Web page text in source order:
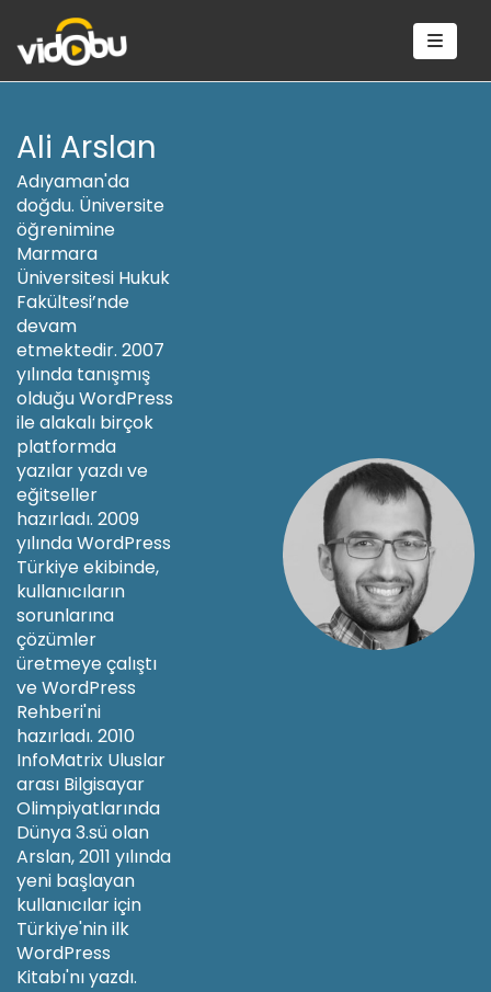
Ali Arslan
Adıyaman'da
doğdu. Üniversite
öğrenimine
Marmara
Üniversitesi Hukuk
Fakültesi’nde
devam
etmektedir. 2007
yılında tanışmış
olduğu WordPress
ile alakalı birçok
platformda
yazılar yazdı ve
eğitseller
hazırladı. 2009
yılında WordPress
Türkiye ekibinde,
kullanıcıların
sorunlarına
çözümler
üretmeye çalıştı
ve WordPress
Rehberi'ni
hazırladı. 2010
InfoMatrix Uluslar
arası Bilgisayar
Olimpiyatlarında
Dünya 3.sü olan
Arslan, 2011 yılında
yeni başlayan
kullanıcılar için
Türkiye'nin ilk
WordPress
Kitabı'nı yazdı.